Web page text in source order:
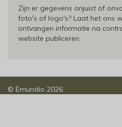
Zijn er gegevens onjuist of
foto's of logo's? Laat het ons
ontvangen informatie na
website publiceren.
© Emundio 2026